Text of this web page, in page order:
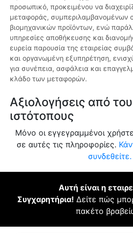
προσωπικό, προκειμένου να
μεταφοράς, συμπεριλαμβανομένων
βιομηχανικών προϊόντων, ενώ
υπηρεσίες αποθήκευσης και
ευρεία παρουσία της εταιρείας
και οργανωμένη εξυπηρέτηση,
για συνέπεια, ασφάλεια και
κλάδο των μεταφορών.
Αξιολογήσεις από
ιστότοπους
Μόνο οι εγγεγραμμένοι
σε αυτές τις πληροφορίες.
συνδεθείτε.
Αυτή είναι η
Συγχαρητήρια! Δείτε πώς
πακέτο